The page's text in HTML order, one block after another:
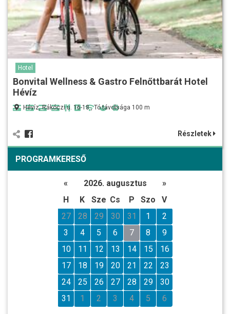
Hotel
Bonvital Wellness & Gastro Felnőttbarát Hotel
Hévíz
Hévíz, Rákóczi u. 16-18., Tó távolsága 100 m
Részletek
PROGRAMKERESŐ
« 2026. augusztus
»
H
K Sze Cs P Szo
V
27
28 29 30 31 1
2
3
4 5 6 7 8
9
10
11 12 13 14 15
16
17
18 19 20 21 22
23
24
25 26 27 28 29
30
31
1 2 3 4 5 6